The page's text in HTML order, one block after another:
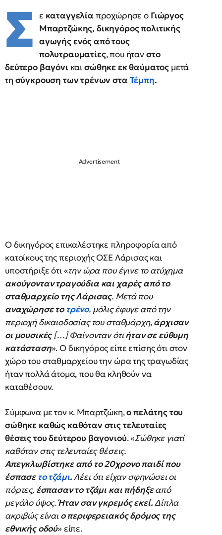
Σ ε καταγγελία προχώρησε ο Γιώργος
Μπαρτζώκης, δικηγόρος πολιτικής
αγωγής ενός από τους
πολυτραυματίες, που ήτανστο
δεύτερο βαγόνι καισώθηκε εκ θαύματος μετά
τη σύγκρουση των τρένων στα Τέμπη.
Ο δικηγόρος επικαλέστηκε πληροφορία από
κατοίκους της περιοχής ΟΣΕ Λάρισας και
υποστήριξε ότι «την ώρα που έγινε το ατύχημα
ακούγονταν τραγούδια και χαρές από το
σταθμαρχείο της Λάρισας. Μετά που
αναχώρησε το τρένο, μόλις έφυγε από την
περιοχή δικαιοδοσίας του σταθμάρχη,άρχισαν
οι μουσικές[…] Φαίνονταν ότιήταν σε εύθυμη
κατάσταση». Ο δικηγόρος είπε επίσης ότι στον
χώρο του σταθμαρχείου την ώρα της τραγωδίας
ήταν πολλά άτομα, που θα κληθούν να
καταθέσουν.
Σύμφωνα με τον κ. Μπαρτζώκη,ο πελάτης του
σώθηκε καθώς καθόταν στις τελευταίες
θέσεις του δεύτερου βαγονιού. «Σώθηκε γιατί
καθόταν στις τελευταίες θέσεις.
Απεγκλωβίστηκε από το 20χρονο παιδί που
έσπασε το τζάμι.Λέει ότι είχαν σφηνώσει οι
πόρτες, έσπασαν το τζάμι και πήδηξεαπό
μεγάλο ύψος.Ήταν σαν γκρεμός εκεί.Δίπλα
ακριβώς είναιο περιφερειακός δρόμος της
εθνικής οδού» είπε.